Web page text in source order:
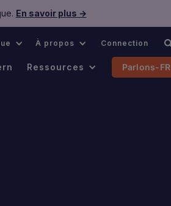
En savoir plus →
À propos Connection
Ressources Parlons-FR